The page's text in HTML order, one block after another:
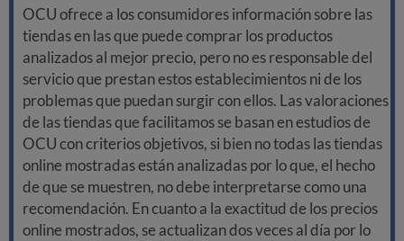
OCU ofrece a los consumidores información sobre las
tiendas en las que puede comprar los productos
analizados al mejor precio, pero no es responsable del
servicio que prestan estos establecimientos ni de los
problemas que puedan surgir con ellos. Las valoraciones
de las tiendas que facilitamos se basan en estudios de
OCU con criterios objetivos, si bien no todas las tiendas
online mostradas están analizadas por lo que, el hecho
de que se muestren, no debe interpretarse como una
recomendación. En cuanto a la exactitud de los precios
online mostrados, se actualizan dos veces al día por lo